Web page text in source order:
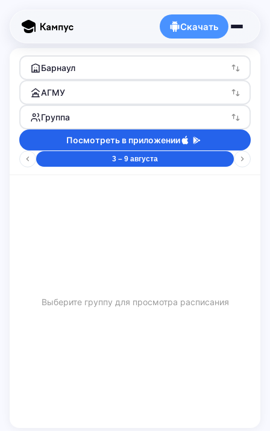
Скачать
Барнаул
АГМУ
Группа
Посмотреть в приложении
3 – 9 августа
Выберите группу для просмотра расписания